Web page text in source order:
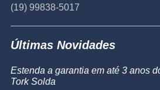
(19) 99838-5017
Últimas Novidades
Estenda a garantia em até 3 anos
Tork Solda